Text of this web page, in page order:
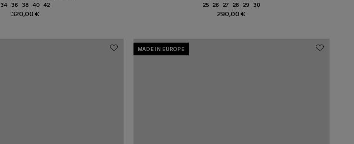
320,00 €
34 36 38 40 42
290,00 €
25 26 27 28 29 30
MADE IN EUROPE